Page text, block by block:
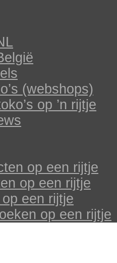
(webshops)
op ’n rijtje
op een rijtje
op een rijtje
op een rijtje
op een rijtje